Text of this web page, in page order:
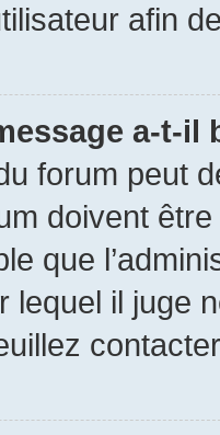
afin
a-t-il
forum peut
doivent
que
lequel il juge